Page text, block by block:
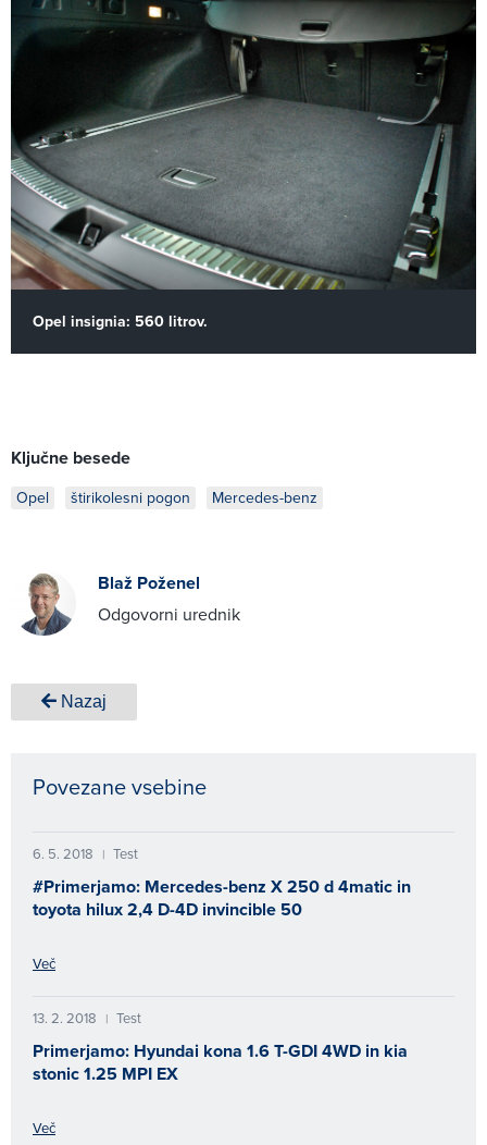
Opel insignia: 560 litrov.
Ključne besede
Opel štirikolesni pogon Mercedes-benz
Blaž Poženel
Odgovorni urednik
Nazaj
Povezane vsebine
6. 5. 2018 | Test
#Primerjamo: Mercedes-benz X 250 d 4matic in
toyota hilux 2,4 D-4D invincible 50
Več
13. 2. 2018 | Test
Primerjamo: Hyundai kona 1.6 T-GDI 4WD in kia
stonic 1.25 MPI EX
Več